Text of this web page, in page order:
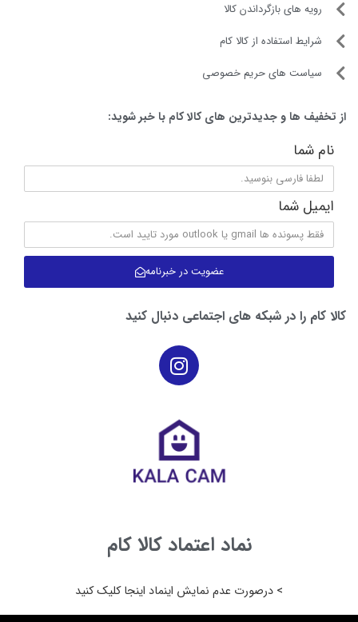
رویه های بازگرداندن کالا
شرایط استفاده از کالا کام
سیاست های حریم خصوصی
از تخفیف ها و جدیدترین های کالا کام با خبر شوید:
نام شما
ایمیل شما
عضویت در خبرنامه
کالا کام را در شبکه های اجتماعی دنبال کنید
نماد اعتماد کالا کام
> درصورت عدم نمایش اینماد اینجا کلیک کنید